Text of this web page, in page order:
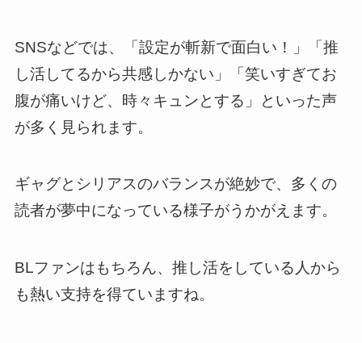
SNSなどでは、「設定が斬新で面白い！」「推
し活してるから共感しかない」「笑いすぎてお
腹が痛いけど、時々キュンとする」といった声
が多く見られます。
ギャグとシリアスのバランスが絶妙で、多くの
読者が夢中になっている様子がうかがえます。
BLファンはもちろん、推し活をしている人から
も熱い支持を得ていますね。